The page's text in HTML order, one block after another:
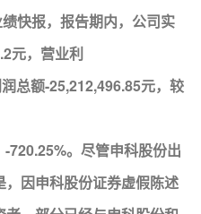
快报，报告期内，公司实
元，营业利
总额-25,212,496.85元，较
720.25%。尽管申科股份出
因申科股份证券虚假陈述